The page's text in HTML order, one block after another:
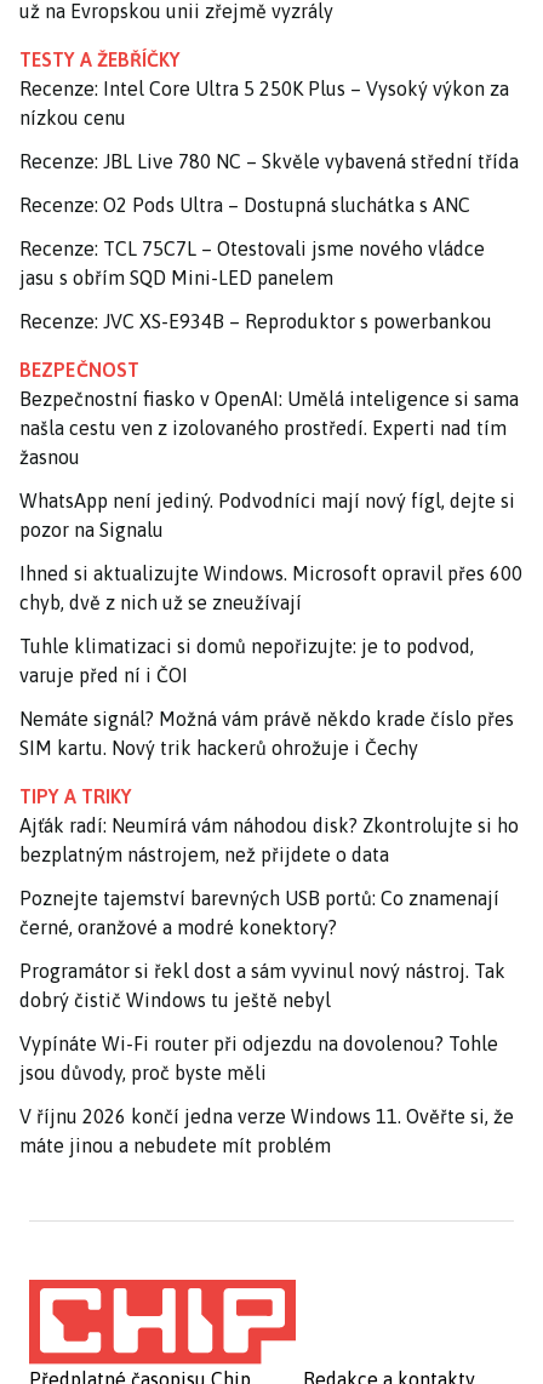
už na Evropskou unii zřejmě vyzrály
TESTY A ŽEBŘÍČKY
Recenze: Intel Core Ultra 5 250K Plus – Vysoký výkon za
nízkou cenu
Recenze: JBL Live 780 NC – Skvěle vybavená střední třída
Recenze: O2 Pods Ultra – Dostupná sluchátka s ANC
Recenze: TCL 75C7L – Otestovali jsme nového vládce
jasu s obřím SQD Mini-LED panelem
Recenze: JVC XS-E934B – Reproduktor s powerbankou
BEZPEČNOST
Bezpečnostní fiasko v OpenAI: Umělá inteligence si sama
našla cestu ven z izolovaného prostředí. Experti nad tím
žasnou
WhatsApp není jediný. Podvodníci mají nový fígl, dejte si
pozor na Signalu
Ihned si aktualizujte Windows. Microsoft opravil přes 600
chyb, dvě z nich už se zneužívají
Tuhle klimatizaci si domů nepořizujte: je to podvod,
varuje před ní i ČOI
Nemáte signál? Možná vám právě někdo krade číslo přes
SIM kartu. Nový trik hackerů ohrožuje i Čechy
TIPY A TRIKY
Ajťák radí: Neumírá vám náhodou disk? Zkontrolujte si ho
bezplatným nástrojem, než přijdete o data
Poznejte tajemství barevných USB portů: Co znamenají
černé, oranžové a modré konektory?
Programátor si řekl dost a sám vyvinul nový nástroj. Tak
dobrý čistič Windows tu ještě nebyl
Vypínáte Wi-Fi router při odjezdu na dovolenou? Tohle
jsou důvody, proč byste měli
V říjnu 2026 končí jedna verze Windows 11. Ověřte si, že
máte jinou a nebudete mít problém
Předplatné časopisu Chip
Redakce a kontakty